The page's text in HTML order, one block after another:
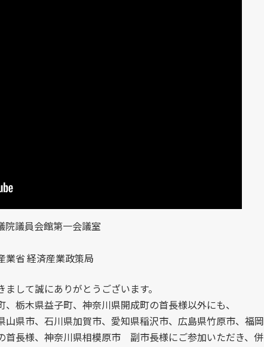
議員会館第一会議室
業省 経済産業政策局
して誠にありがとうございます。
栃木県益子町、神奈川県開成町の首長様以外にも、
県市、石川県加賀市、愛知県稲沢市、広島県竹原市、福岡
首長様、神奈川県相模原市 副市長様にご参加いただき、併